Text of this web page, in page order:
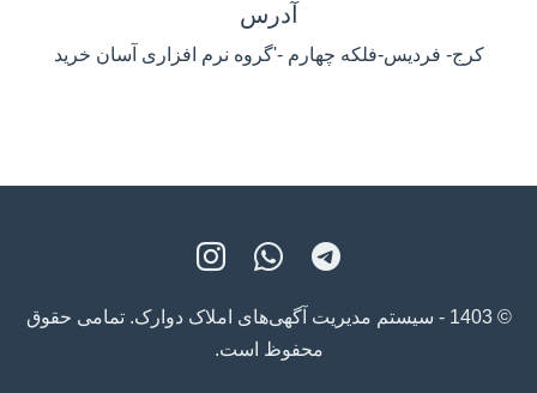
آدرس
کرج- فردیس-فلکه چهارم -'گروه نرم افزاری آسان خرید
© 1403 - سیستم مدیریت آگهی‌های املاک دوارک. تمامی حقوق
محفوظ است.